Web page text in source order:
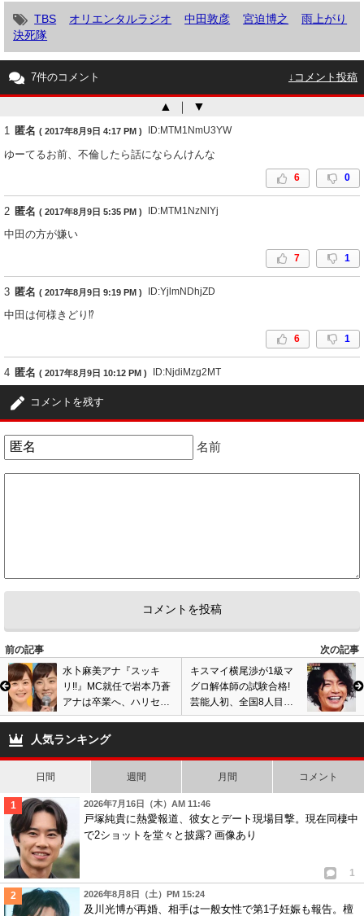
TBS オリエンタルラジオ 中田敦彦 宮迫博之
雨上がり
決死隊
7件のコメント ↓コメント投稿
▲ ｜ ▼
1 匿名 ( 2017年8月9日 4:17 PM ) ID:MTM1NmU3YW
ゆーてるお前、不倫したら話にならんけんな
6 0
2 匿名 ( 2017年8月9日 5:35 PM ) ID:MTM1NzNlYj
中田の方が嫌い
7 1
3 匿名 ( 2017年8月9日 9:19 PM ) ID:YjlmNDhjZD
中田は何様きどり⁉️
6 1
4 匿名 ( 2017年8月9日 10:12 PM ) ID:NjdiMzg2MT
お盆明けの号でまた文春砲が炸裂する
2 0
匿名 ID:MjAzYWQ5Yz
あっちゃんだって不倫する顔
っ黒で 信用無し！お笑い芸人だから許されるわけないわ
7 匿名 ( 2017年8月12日 4:09 PM )
中田の人を見下した態度にテレビ見るたび腹がたつ。本当に何様なんだろ
うね。人のことを上から目線で偉そうに言える立場なのだろうか？いずれ
中田みたいな人は足元すくわれる。中田みたいな人ほど立場危うくなると
コメントを残す
名前
前の記事
次の記事
水卜麻美アナ『スッキ
リ!!』MC就任で岩本乃蒼
アナは卒業へ、ハリセン
ボン近藤春菜の不要論が
ネットでは噴出も…
キスマイ横尾渉が1級マ
グロ解体師の試験合格!
芸能人初、全国8人目の
資格認定者に! 画像あり
人気ランキング
日間 週間 月間 コメント
2026年7月16日（木）AM 11:46
戸塚純貴に熱愛報道、彼女とデート現場目撃。現在同棲中
で2ショットを堂々と披露? 画像あり
1
2026年8月8日（土）PM 15:24
及川光博が再婚、相手は一般女性で第1子妊娠も報告。檀